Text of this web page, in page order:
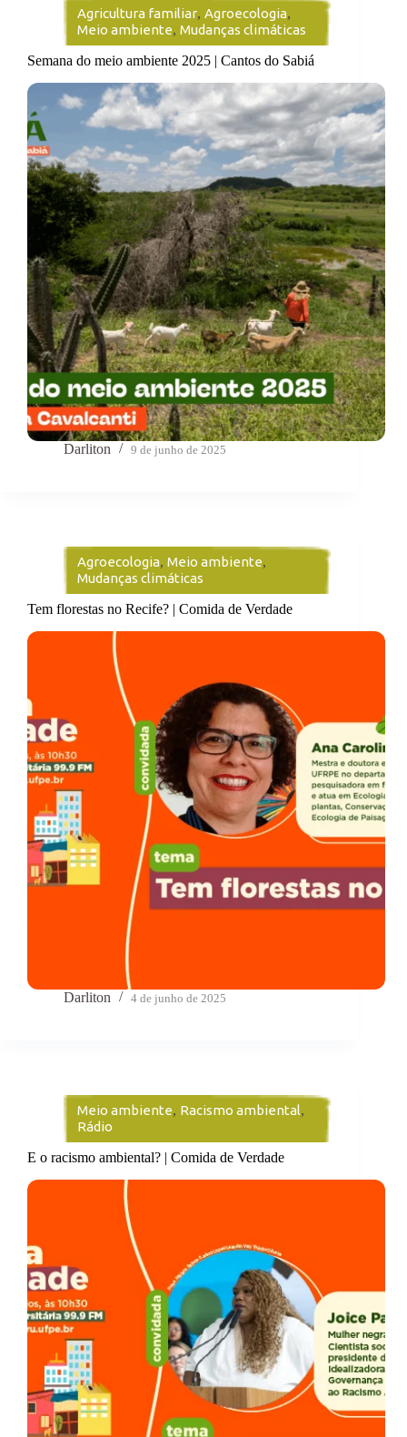
Agricultura familiar, Agroecologia,
Meio ambiente, Mudanças climáticas
Semana do meio ambiente 2025 | Cantos do Sabiá
Darliton 9 de junho de 2025
Agroecologia, Meio ambiente,
Mudanças climáticas
Tem florestas no Recife? | Comida de Verdade
Darliton 4 de junho de 2025
Meio ambiente, Racismo ambiental,
Rádio
E o racismo ambiental? | Comida de Verdade